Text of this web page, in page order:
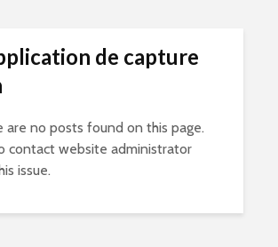
de capture
are no posts found on this page.
contact website administrator
issue.